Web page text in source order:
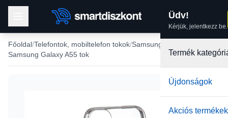
Üdv!
Kérjük, jelentkezz be.
Termék
Újdonságok
Akciós termékek
Főoldal Telefontok, mobiltelefon tokok Samsung tokok
Samsung Galaxy A55 tok